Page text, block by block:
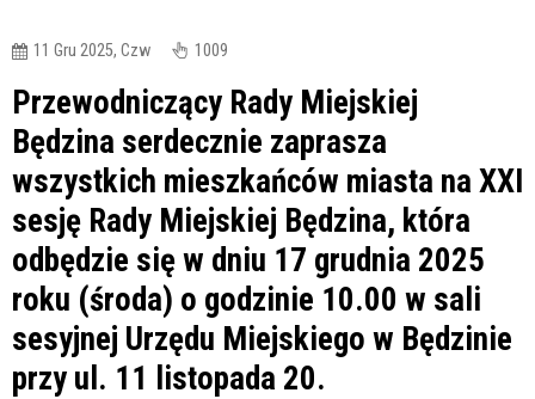
11 Gru 2025, Czw 1009
Przewodniczący Rady Miejskiej
Będzina serdecznie zaprasza
wszystkich mieszkańców miasta na XXI
sesję Rady Miejskiej Będzina, która
odbędzie się w dniu 17 grudnia 2025
roku (środa) o godzinie 10.00 w sali
sesyjnej Urzędu Miejskiego w Będzinie
przy ul. 11 listopada 20.